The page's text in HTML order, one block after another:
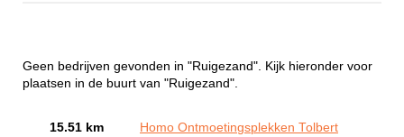
Geen bedrijven gevonden in "Ruigezand". Kijk hieronder voor
plaatsen in de buurt van "Ruigezand".
15.51 km
Homo Ontmoetingsplekken Tolbert